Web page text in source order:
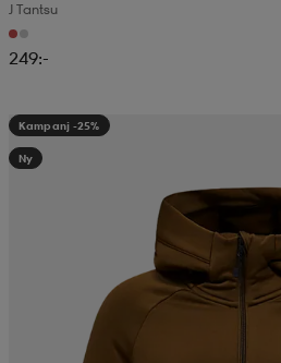
J Tantsu
249:-
Kampanj -25%
Ny